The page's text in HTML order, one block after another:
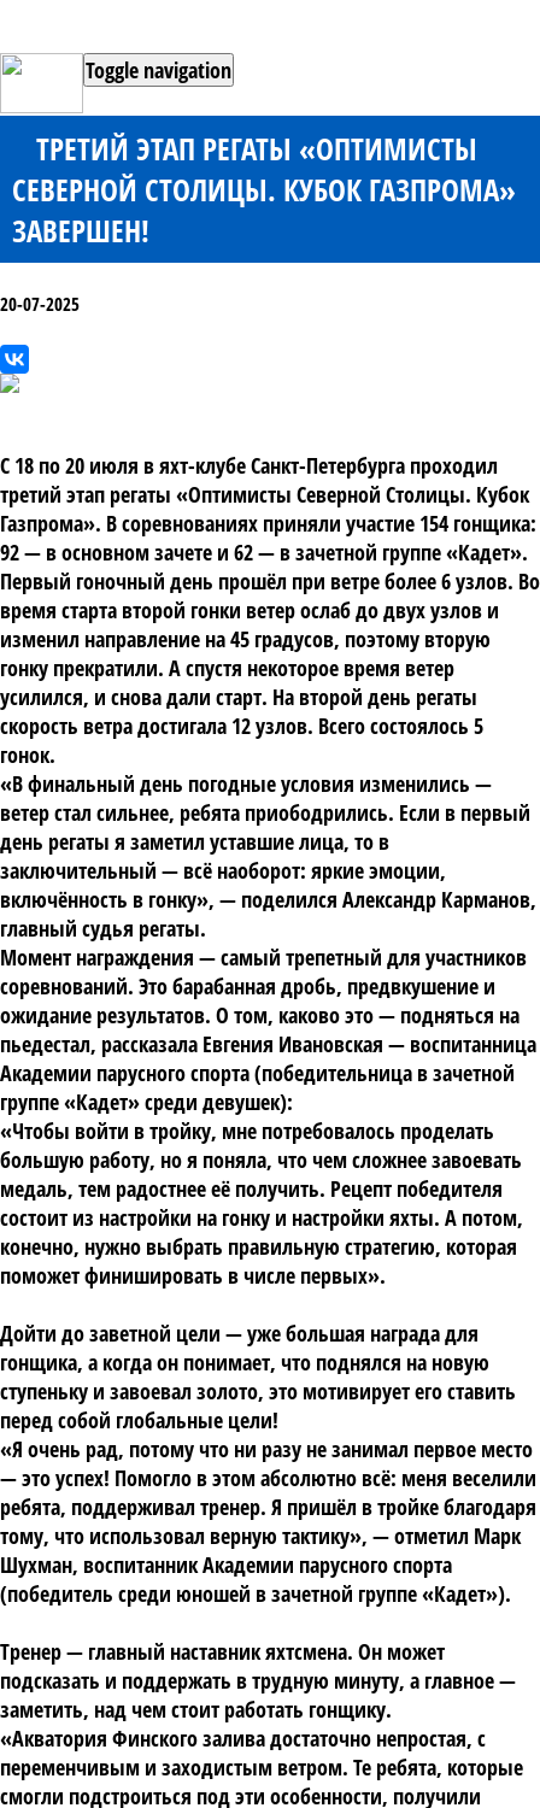
Toggle navigation
ТРЕТИЙ ЭТАП РЕГАТЫ «ОПТИМИСТЫ
СЕВЕРНОЙ СТОЛИЦЫ. КУБОК ГАЗПРОМА»
ЗАВЕРШЕН!
20-07-2025
С 18 по 20 июля в яхт-клубе Санкт-Петербурга проходил
третий этап регаты «Оптимисты Северной Столицы. Кубок
Газпрома». В соревнованиях приняли участие 154 гонщика:
92 — в основном зачете и 62 — в зачетной группе «Кадет».
Первый гоночный день прошёл при ветре более 6 узлов. Во
время старта второй гонки ветер ослаб до двух узлов и
изменил направление на 45 градусов, поэтому вторую
гонку прекратили. А спустя некоторое время ветер
усилился, и снова дали старт. На второй день регаты
скорость ветра достигала 12 узлов. Всего состоялось 5
гонок.
«В финальный день погодные условия изменились —
ветер стал сильнее, ребята приободрились. Если в первый
день регаты я заметил уставшие лица, то в
заключительный — всё наоборот: яркие эмоции,
включённость в гонку», — поделился Александр Карманов,
главный судья регаты.
Момент награждения — самый трепетный для участников
соревнований. Это барабанная дробь, предвкушение и
ожидание результатов. О том, каково это — подняться на
пьедестал, рассказала Евгения Ивановская — воспитанница
Академии парусного спорта (победительница в зачетной
группе «Кадет» среди девушек):
«Чтобы войти в тройку, мне потребовалось проделать
большую работу, но я поняла, что чем сложнее завоевать
медаль, тем радостнее её получить. Рецепт победителя
состоит из настройки на гонку и настройки яхты. А потом,
конечно, нужно выбрать правильную стратегию, которая
поможет финишировать в числе первых».
Дойти до заветной цели — уже большая награда для
гонщика, а когда он понимает, что поднялся на новую
ступеньку и завоевал золото, это мотивирует его ставить
перед собой глобальные цели!
«Я очень рад, потому что ни разу не занимал первое место
— это успех! Помогло в этом абсолютно всё: меня веселили
ребята, поддерживал тренер. Я пришёл в тройке благодаря
тому, что использовал верную тактику», — отметил Марк
Шухман, воспитанник Академии парусного спорта
(победитель среди юношей в зачетной группе «Кадет»).
Тренер — главный наставник яхтсмена. Он может
подсказать и поддержать в трудную минуту, а главное —
заметить, над чем стоит работать гонщику.
«Акватория Финского залива достаточно непростая, с
переменчивым и заходистым ветром. Те ребята, которые
смогли подстроиться под эти особенности, получили